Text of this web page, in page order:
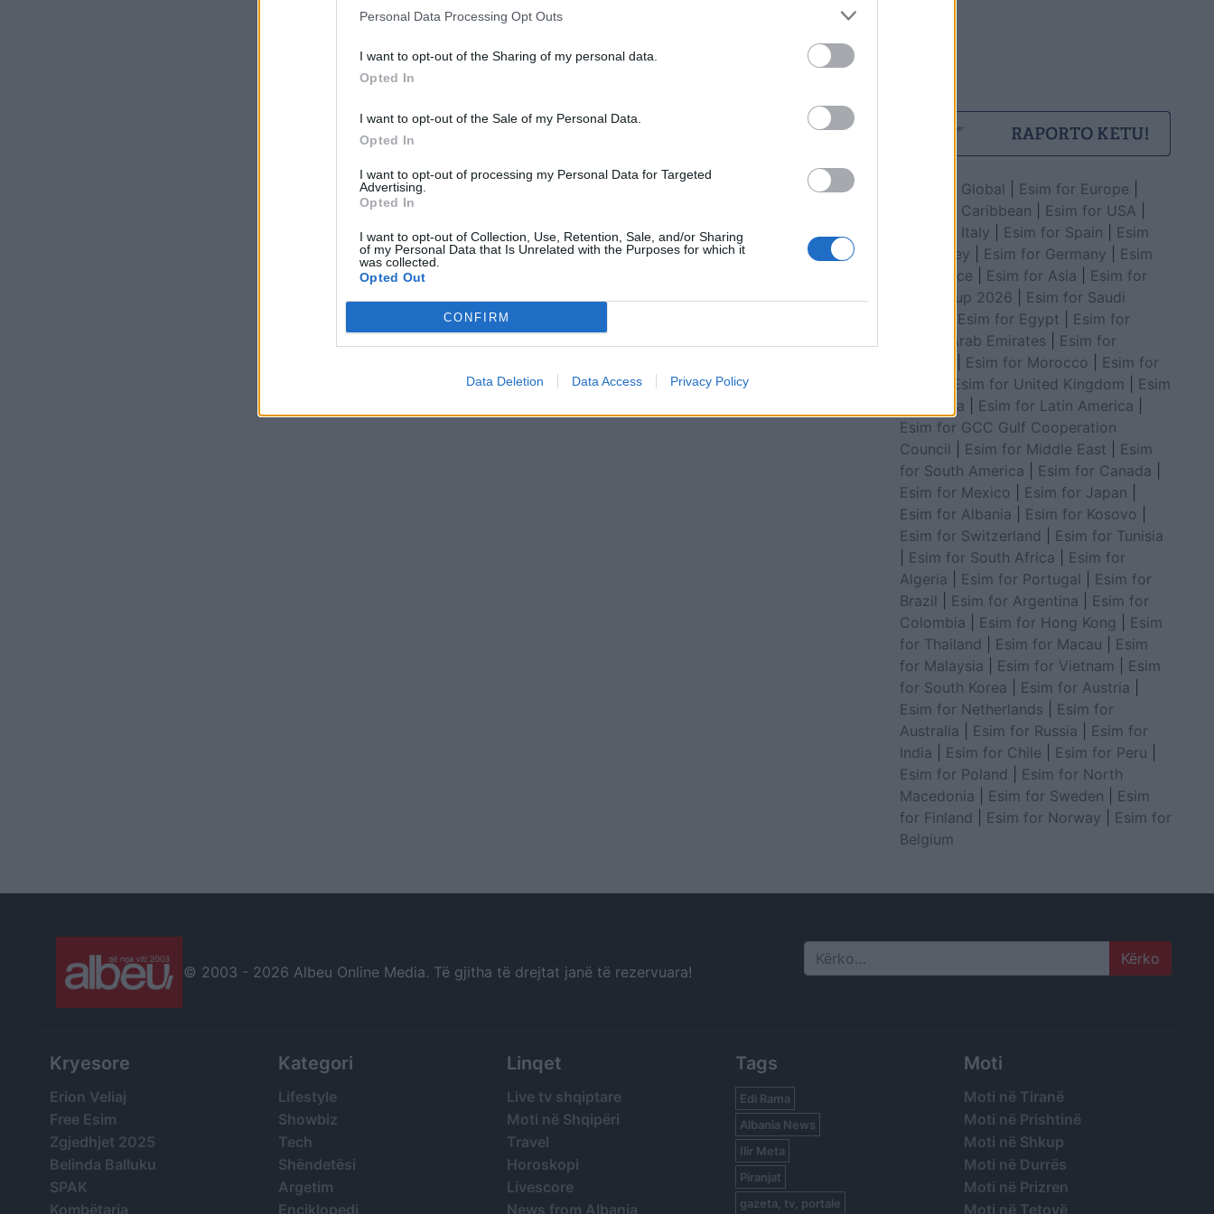
Personal Data Processing Opt Outs
I want to opt-out of the Sharing of my personal data.
Opted In
I want to opt-out of the Sale of my Personal Data.
Opted In
I want to opt-out of processing my Personal Data for Targeted
Advertising.
Opted In
I want to opt-out of Collection, Use, Retention, Sale, and/or Sharing
of my Personal Data that Is Unrelated with the Purposes for which it
was collected.
Opted Out
CONFIRM
Data Deletion Data Access Privacy Policy
Esim for Global Esim for Europe
Esim for Caribbean
Esim for USA
Esim for Italy
Esim for Spain
Esim
for Turkey
Esim for Germany
Esim
for Greece
Esim for Asia
Esim for
World Cup 2026
Esim for Saudi
Esim for Egypt
Esim for
United Arab Emirates
Esim for
Esim for Morocco
Esim for
Esim for United Kingdom
Esim
for Africa
Esim for Latin America
Esim for GCC Gulf Cooperation
Council
Esim for Middle East
Esim
for South America
Esim for Canada
Esim for Mexico
Esim for Japan
Esim for Albania
Esim for Kosovo
Esim for Switzerland
Esim for Tunisia
Esim for South Africa
Esim for
Algeria
Esim for Portugal
Esim for
Brazil
Esim for Argentina
Esim for
Colombia
Esim for Hong Kong
Esim
for Thailand
Esim for Macau
Esim
for Malaysia
Esim for Vietnam
Esim
for South Korea
Esim for Austria
Esim for Netherlands
Esim for
Australia
Esim for Russia
Esim for
India
Esim for Chile Esim for Peru
Esim for Poland
Esim for North
Macedonia
Esim for Sweden
Esim
for Finland
Esim for Norway
Esim for
Belgium
© 2003 - 2026 Albeu Online Media. Të gjitha të drejtat janë të rezervuara! Search
Kryesore
Erion Veliaj
Free Esim
Zgjedhjet 2025
Belinda Balluku
SPAK
Kombëtarja
Kategori
Lifestyle
Showbiz
Tech
Shëndetësi
Argetim
Enciklopedi
Linqet
Live tv shqiptare
Moti në Shqipëri
Travel
Horoskopi
Livescore
News from Albania
Tags
Edi Rama
Albania News
Ilir Meta
Piranjat
gazeta, tv, portale
Moti
Moti në Tiranë
Moti në Prishtinë
Moti në Shkup
Moti në Durrës
Moti në Prizren
Moti në Tetovë